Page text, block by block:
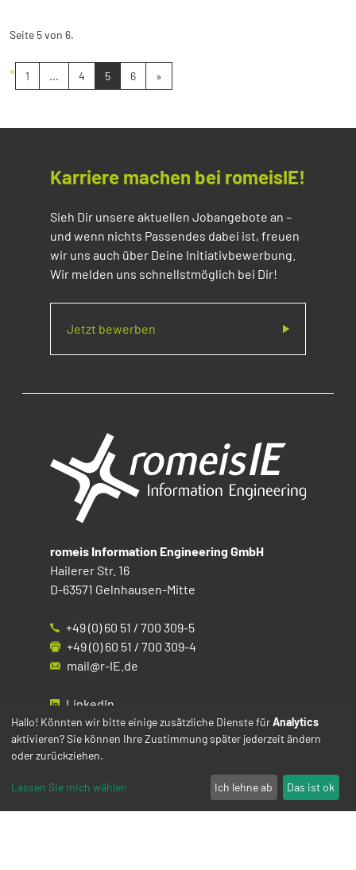
Seite 5 von 6.
« 1 ... 4 5 6 »
Karriere machen bei romeisIE!
Sieh Dir unsere aktuellen Jobangebote an –
und wenn nichts Passendes dabei ist, freuen
wir uns auch über Deine Initiativbewerbung.
Wir melden uns schnellstmöglich bei Dir!
Jetzt bewerben
romeis Information Engineering GmbH
Hailerer Str. 16
D-63571 Gelnhausen-Mitte
+49 (0) 60 51 / 700 309-5
+49 (0) 60 51 / 700 309-4
mail@r-IE.de
LinkedIn
Instagram
Facebook
YouTube
Hallo! Könnten wir bitte einige zusätzliche Dienste fürAnalytics
aktivieren? Sie können Ihre Zustimmung später jederzeit ändern
oder zurückziehen.
Lassen Sie mich wählen Ich lehne ab Das ist ok